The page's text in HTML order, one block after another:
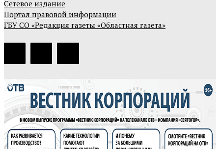
Сетевое издание
Портал правовой информации
ГБУ СО «Редакция газеты «Областная газета»